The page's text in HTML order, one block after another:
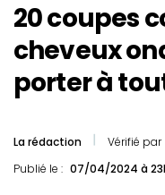
20 coupes
cheveux
porter à
La rédaction Vérifié par
Publié le : 07/04/2024 à